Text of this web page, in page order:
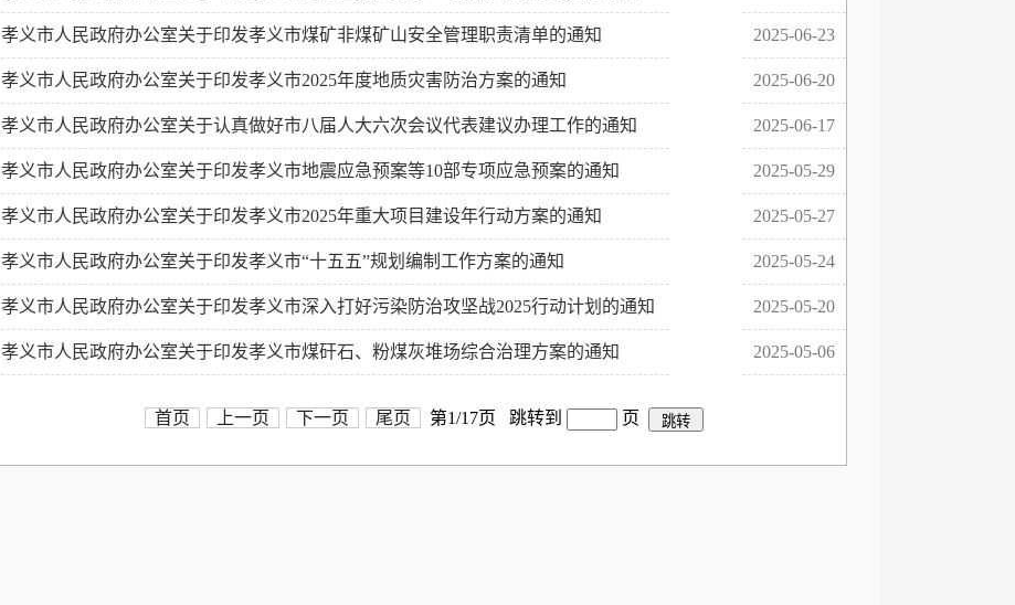
年行动实施方案的通知
孝义市人民政府办公室关于印发孝义市煤矿非煤矿山安全管理职责清单的通知 2025-06-23
孝义市人民政府办公室关于印发孝义市2025年度地质灾害防治方案的通知 2025-06-20
孝义市人民政府办公室关于认真做好市八届人大六次会议代表建议办理工作的通知 2025-06-17
孝义市人民政府办公室关于印发孝义市地震应急预案等10部专项应急预案的通知 2025-05-29
孝义市人民政府办公室关于印发孝义市2025年重大项目建设年行动方案的通知 2025-05-27
孝义市人民政府办公室关于印发孝义市“十五五”规划编制工作方案的通知 2025-05-24
孝义市人民政府办公室关于印发孝义市深入打好污染防治攻坚战2025行动计划的通知 2025-05-20
孝义市人民政府办公室关于印发孝义市煤矸石、粉煤灰堆场综合治理方案的通知 2025-05-06
首页 上一页 下一页 尾页 第1/17页 跳转到 页